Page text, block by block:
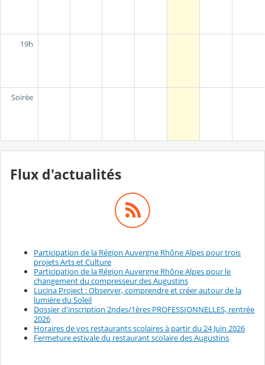
19h
Soirée
Flux d'actualités
Participation de la Région Auvergne Rhône Alpes pour trois
projets Arts et Culture
Participation de la Région Auvergne Rhône Alpes pour le
changement du compresseur des Augustins
Lucina Project : Observer, comprendre et créer autour de la
lumière du Soleil
Dossier d'inscription 2ndes/1ères PROFESSIONNELLES, rentrée
2026
Horaires de vos restaurants scolaires à partir du 24 Juin 2026
Fermeture estivale du restaurant scolaire des Augustins